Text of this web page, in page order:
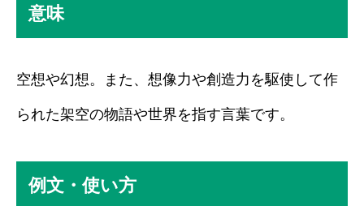
意味
空想や幻想。また、想像力や創造力を駆使して作
られた架空の物語や世界を指す言葉です。
例文・使い方